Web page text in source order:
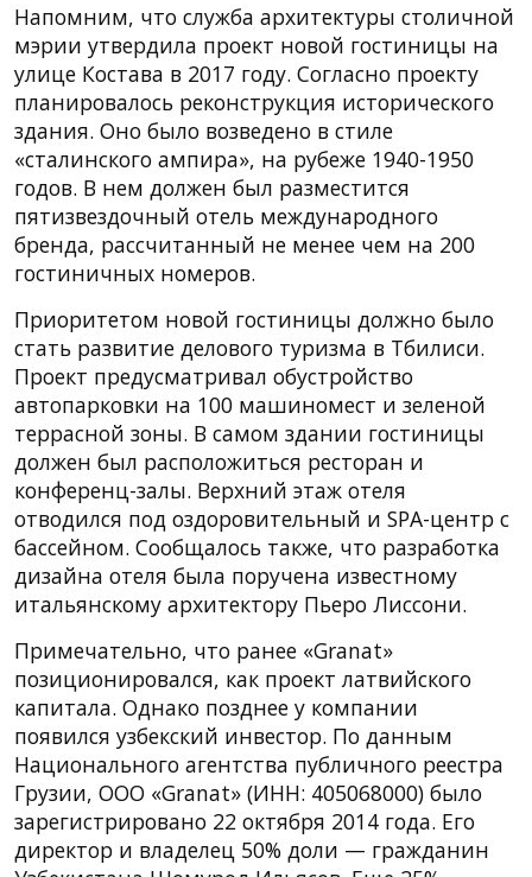
Напомним, что служба архитектуры столичной
мэрии утвердила проект новой гостиницы на
улице Костава в 2017 году. Согласно проекту
планировалось реконструкция исторического
здания. Оно было возведено в стиле
«сталинского ампира», на рубеже 1940-1950
годов. В нем должен был разместится
пятизвездочный отель международного
бренда, рассчитанный не менее чем на 200
гостиничных номеров.
Приоритетом новой гостиницы должно было
стать развитие делового туризма в Тбилиси.
Проект предусматривал обустройство
автопарковки на 100 машиномест и зеленой
террасной зоны. В самом здании гостиницы
должен был расположиться ресторан и
конференц-залы. Верхний этаж отеля
отводился под оздоровительный и SPA-центр с
бассейном. Сообщалось также, что разработка
дизайна отеля была поручена известному
итальянскому архитектору Пьеро Лиссони.
Примечательно, что ранее «Granat»
позиционировался, как проект латвийского
капитала. Однако позднее у компании
появился узбекский инвестор. По данным
Национального агентства публичного реестра
Грузии, ООО «Granat» (ИНН: 405068000) было
зарегистрировано 22 октября 2014 года. Его
директор и владелец 50% доли — гражданин